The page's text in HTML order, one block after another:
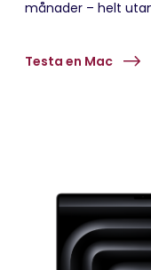
månader – helt
Testa en Mac